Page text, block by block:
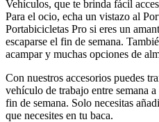
Vehículos, que te brinda fácil
Para el ocio, echa un vistazo al
Portabicicletas Pro si eres un
escaparse el fin de semana.
acampar y muchas opciones de
Con nuestros accesorios puedes
vehículo de trabajo entre semana
fin de semana. Solo necesitas
que necesites en tu baca.